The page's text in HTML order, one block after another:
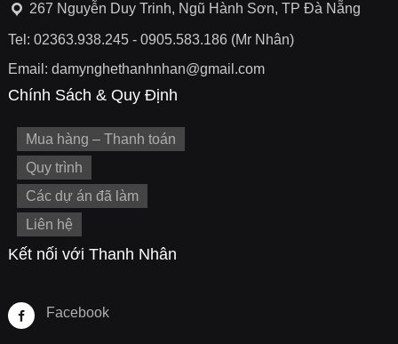
267 Nguyễn Duy Trinh, Ngũ Hành Sơn, TP Đà Nẵng
Tel: 02363.938.245 - 0905.583.186 (Mr Nhân)
Email: damynghethanhnhan@gmail.com
Chính Sách & Quy Định
Mua hàng – Thanh toán
Quy trình
Các dự án đã làm
Liên hệ
Kết nối với Thanh Nhân
Facebook